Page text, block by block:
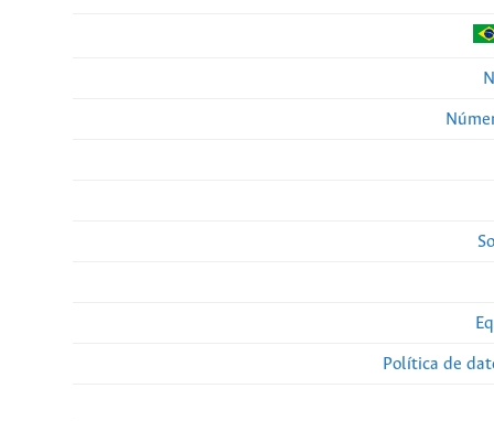
Política de